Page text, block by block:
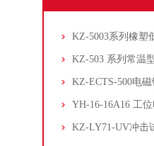
KZ-5003系列橡塑
KZ-503 系列常温